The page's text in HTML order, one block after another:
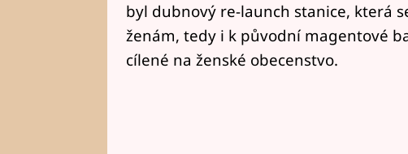
byl dubnový re-launch stanice, která
ženám, tedy i k původní magentové
cílené na ženské obecenstvo.